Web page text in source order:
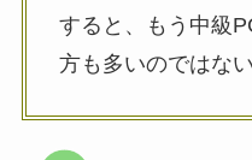
すると、もう中級
方も多いのではな